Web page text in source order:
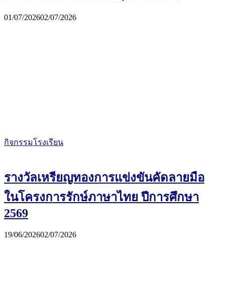
01/07/202602/07/2026
กิจกรรมโรงเรียน
รางวัลเหรียญทองการแข่งขันคัดลายมือ
ในโครงการรักษ์ภาษาไทย ปีการศึกษา
2569
19/06/202602/07/2026